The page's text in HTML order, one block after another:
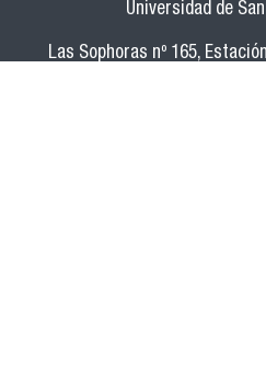
Universidad de
Las Sophoras nº 165,